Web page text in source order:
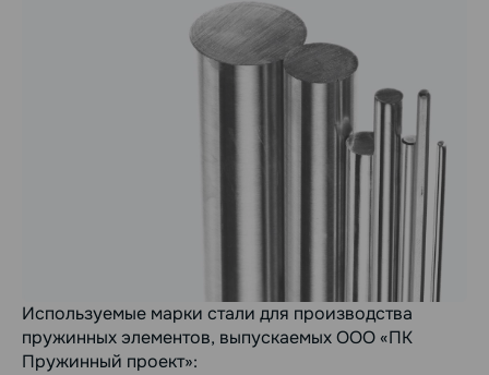
Используемые марки стали для производства
пружинных элементов, выпускаемых ООО «ПК
Пружинный проект»: